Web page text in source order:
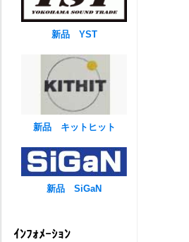
新品 YST
新品 キットヒット
新品 SiGaN
ｲﾝﾌｫﾒｰｼｮﾝ